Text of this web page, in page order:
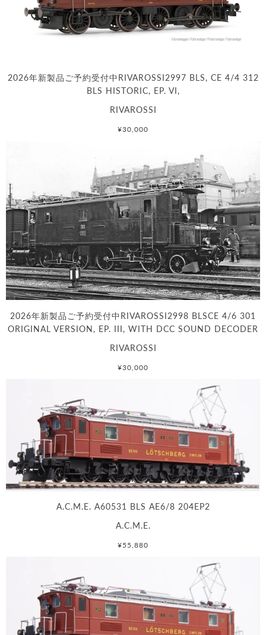
2026年新製品ご予約受付中RIVAROSSI2997 BLS, CE 4/4 312
BLS HISTORIC, EP. VI,
RIVAROSSI
¥30,000
2026年新製品ご予約受付中RIVAROSSI2998 BLSCE 4/6 301
ORIGINAL VERSION, EP. III, WITH DCC SOUND DECODER
RIVAROSSI
¥30,000
A.C.M.E. A60531 BLS AE6/8 204EP2
A.C.M.E.
¥55,880